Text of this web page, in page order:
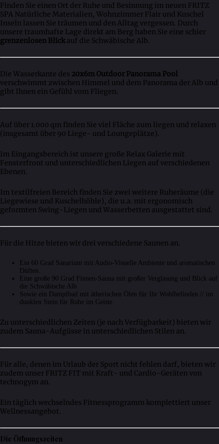
Finden Sie einen Ort der Ruhe und Besinnung im neuen FRITZ
SPA Natürliche Materialien, Wohnzimmer Flair und Kuschel
Inseln lassen Sie träumen und den Alltag vergessen. Durch
unsere traumhafte Lage direkt am Berg haben Sie eine schier
grenzenlosen Blickauf die Schwäbische Alb.
Die Wasserkante des 20x6m Outdoor Panorama Pool
verschwimmt zwischen Himmel und dem Panorama der Alb und
gibt Ihnen ein Gefühl vom Fliegen.
Auf über 1.000 qm finden Sie viel Fläche zum liegen und relaxen
(insgesamt über 90 Liege- und Loungeplätze).
Im Eingangsbereich ist unsere große Relax Galerie mit
Fensterfront und unterschiedlichen Liegen auf verschiedenen
Ebenen.
Im textilfreien Bereich finden Sie zwei weitere Ruheräume (die
Liegewiese und Kuschelhöhle), die u.a. mit ergonomisch
geformten Swing-Liegen und Wasserbetten ausgestattet sind.
Für die Hitze bieten wir drei verschiedene Saunen an.
Ein 60 Grad Sanarium mit Audio-Visuelle Ambiente und aromatischen
Düften.
Eine große 90 Grad Finnen-Sauna mit großer Verglasung und Blick auf
die Schwäbische Alb
Sowie ein Dampfbad mit ätherischen Ölen für Ihr Wohlbefinden // im
dunklen Stein für Ruhe im Geiste
Zu unterschiedlichen Zeiten (je nach Verfügbarkeit) bieten wir
zudem Sauna-Aufgüsse in unterschiedlichen Stilen an.
Für alle, denen im Urlaub der Sport nicht fehlen darf, bieten wir
zudem unser FRITZ FIT mit Kraft- und Cardio-Geräten von
technogym an.
Ein täglich wechselndes Fitnessprogramm komplettiert unser
Wellnessangebot.
Die Öffnungszeiten